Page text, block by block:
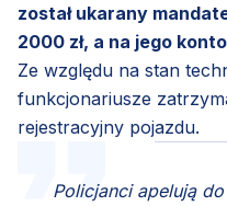
został ukarany
2000 zł, a na jego
Ze względu na stan
funkcjonariusze
rejestracyjny pojazdu.
Policjanci apelują